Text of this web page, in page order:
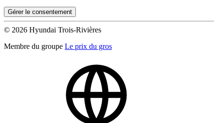
Gérer le consentement
© 2026 Hyundai Trois-Rivières
Membre du groupe Le prix du gros